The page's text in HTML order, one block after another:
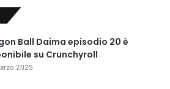
Ball Daima episodio 20 è
su Crunchyroll
2025